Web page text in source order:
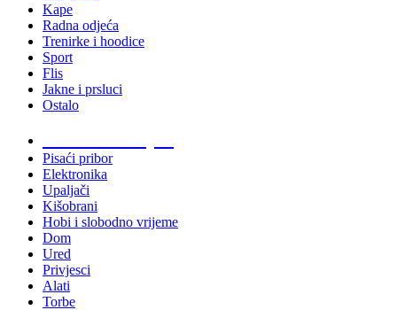
Kape
Radna odjeća
Trenirke i hoodice
Sport
Flis
Jakne i prsluci
Ostalo
Pisaći pribor
Elektronika
Upaljači
Kišobrani
Hobi i slobodno vrijeme
Dom
Ured
Privjesci
Alati
Torbe